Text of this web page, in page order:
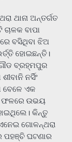
ଥାନା ଅନ୍ତର୍ଗତ
ବାପା
ବସିଥିବା ଝିଅ
ହୋଇଛନ୍ତି।
ବ୍ରହ୍ମପୁର
ନର୍ସିଂ
ବେଳେ ଏକ
ଫଳରେ ଉଭୟ
କିନ୍ତୁ
ଗୋଳନ୍ଥରା
ପହଞ୍ଚି ଘଟଣାର